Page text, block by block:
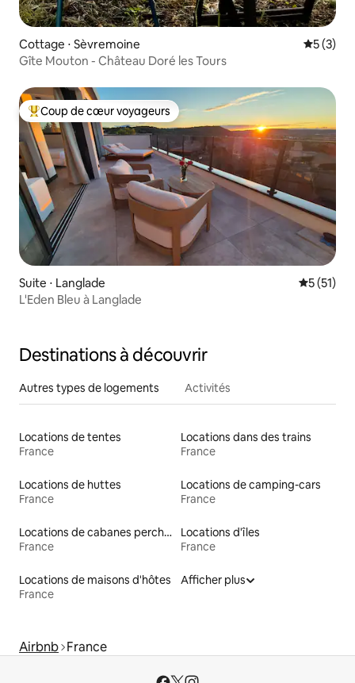
Cottage ⋅ Sèvremoine
5 (3)
Gîte Mouton - Château Doré les Tours
Coups de cœur voyageurs les plus appréciés
Coup de cœur voyageurs
Suite ⋅ Langlade
5 (51)
L'Eden Bleu à Langlade
Destinations à découvrir
Autres types de logements Activités
Locations de tentes
France
Locations dans des trains
France
Locations de huttes
France
Locations de camping-cars
France
Locations de cabanes perchées
France
Locations d'îles
France
Locations de maisons d'hôtes
France
Afficher plus
Airbnb France